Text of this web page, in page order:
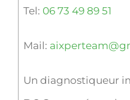
Tel: 06 73 49 89 51
Mail:
Un diagnostiqueur